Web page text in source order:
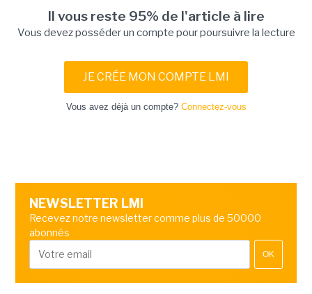
Il vous reste 95% de l'article à lire
Vous devez posséder un compte pour poursuivre la lecture
JE CRÉE MON COMPTE LMI
Vous avez déjà un compte? Connectez-vous
NEWSLETTER LMI
Recevez notre newsletter comme plus de 50000
abonnés
OK